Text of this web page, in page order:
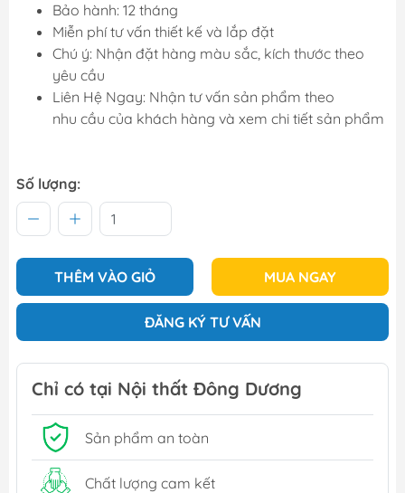
Bảo hành: 12 tháng
Miễn phí tư vấn thiết kế và lắp đặt
Chú ý: Nhận đặt hàng màu sắc, kích thước theo
yêu cầu
Liên Hệ Ngay: Nhận tư vấn sản phẩm theo
nhu cầu của khách hàng và xem chi tiết sản phẩm
Số lượng:
THÊM VÀO GIỎ MUA NGAY
ĐĂNG KÝ TƯ VẤN
Chỉ có tại Nội thất Đông Dương
Sản phẩm an toàn
Chất lượng cam kết